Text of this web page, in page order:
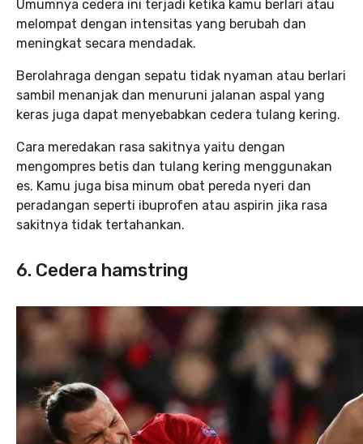
Umumnya cedera ini terjadi ketika kamu berlari atau
melompat dengan intensitas yang berubah dan
meningkat secara mendadak.
Berolahraga dengan sepatu tidak nyaman atau berlari
sambil menanjak dan menuruni jalanan aspal yang
keras juga dapat menyebabkan cedera tulang kering.
Cara meredakan rasa sakitnya yaitu dengan
mengompres betis dan tulang kering menggunakan
es. Kamu juga bisa minum obat pereda nyeri dan
peradangan seperti ibuprofen atau aspirin jika rasa
sakitnya tidak tertahankan.
6. Cedera hamstring